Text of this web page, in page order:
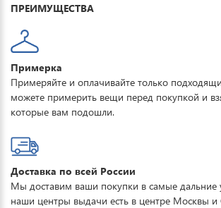
прогулок.
ПРЕИМУЩЕСТВА
Примерка
Примеряйте и оплачивайте только
можете примерить вещи перед покупкой и
которые вам подошли.
Доставка по всей России
Мы доставим ваши покупки в самые дальние
наши центры выдачи есть в центре Москвы и